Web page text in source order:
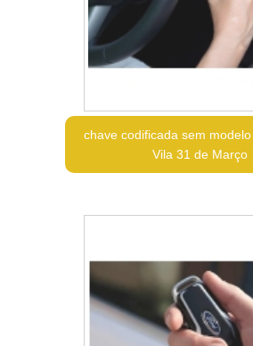
chave codificada sem
Vila 31 de Março